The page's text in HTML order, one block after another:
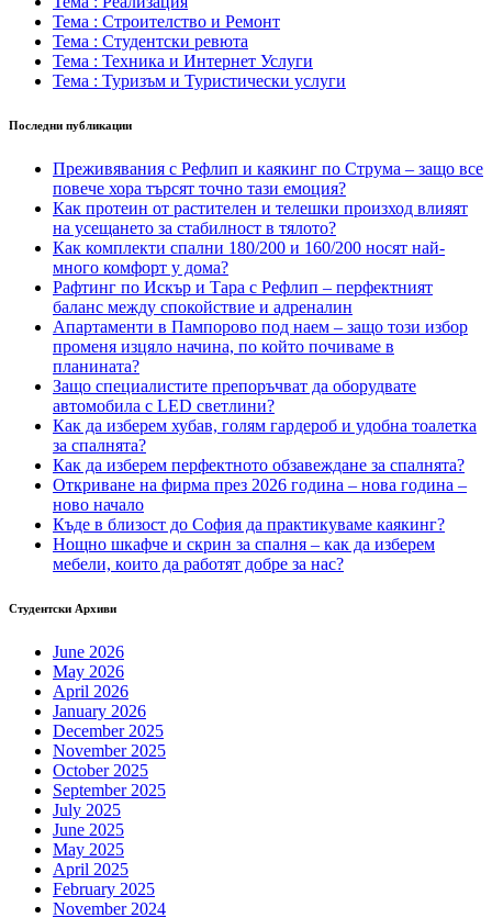
Тема : Строителство и Ремонт
Тема : Студентски ревюта
Тема : Техника и Интернет Услуги
Тема : Туризъм и Туристически услуги
Последни публикации
Преживявания с Рефлип и каякинг по Струма – защо все
повече хора търсят точно тази емоция?
Как протеин от растителен и телешки произход влияят
на усещането за стабилност в тялото?
Как комплекти спални 180/200 и 160/200 носят най-
много комфорт у дома?
Рафтинг по Искър и Тара с Рефлип – перфектният
баланс между спокойствие и адреналин
Апартаменти в Пампорово под наем – защо този избор
променя изцяло начина, по който почиваме в
планината?
Защо специалистите препоръчват да оборудвате
автомобила с LED светлини?
Как да изберем хубав, голям гардероб и удобна тоалетка
за спалнята?
Как да изберем перфектното обзавеждане за спалнята?
Откриване на фирма през 2026 година – нова година –
ново начало
Къде в близост до София да практикуваме каякинг?
Нощно шкафче и скрин за спалня – как да изберем
мебели, които да работят добре за нас?
Студентски Архиви
June 2026
May 2026
April 2026
January 2026
December 2025
November 2025
October 2025
September 2025
July 2025
June 2025
May 2025
April 2025
February 2025
November 2024